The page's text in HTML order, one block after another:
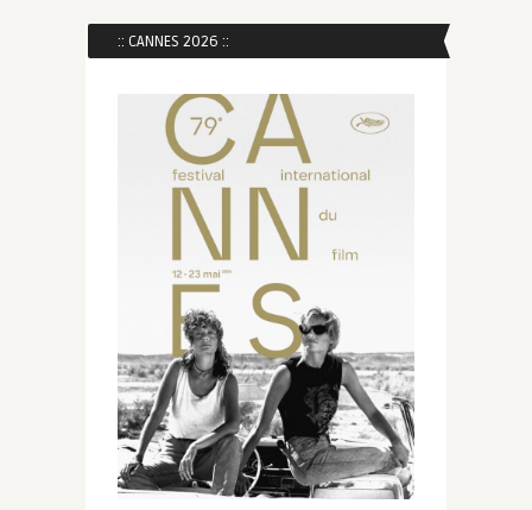
:: CANNES 2026 ::